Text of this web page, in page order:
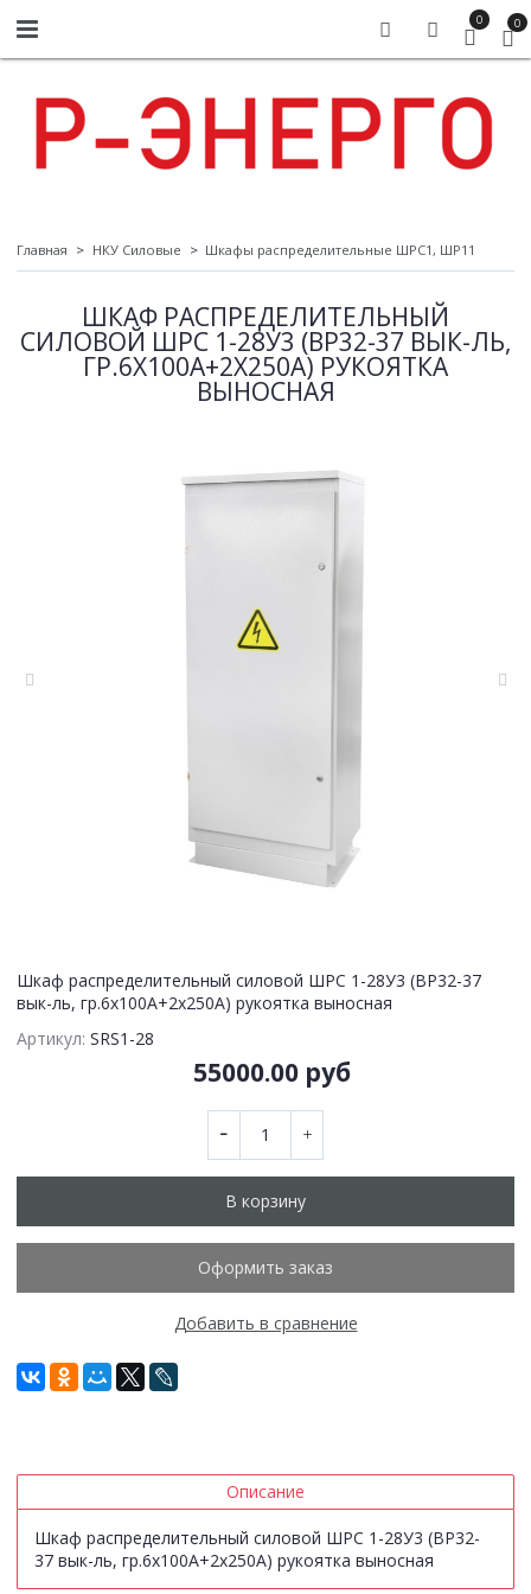
0 0
Главная НКУ Силовые Шкафы распределительные ШРС1, ШР11
ШКАФ РАСПРЕДЕЛИТЕЛЬНЫЙ
СИЛОВОЙ ШРС 1-28У3 (ВР32-37 ВЫК-ЛЬ,
ГР.6Х100А+2Х250А) РУКОЯТКА
ВЫНОСНАЯ
Шкаф распределительный силовой ШРС 1-28У3 (ВР32-37
вык-ль, гр.6х100А+2х250А) рукоятка выносная
Артикул: SRS1-28
55000.00 руб
В корзину
Оформить заказ
Добавить в сравнение
Описание
Шкаф распределительный силовой ШРС 1-28У3 (ВР32-
37 вык-ль, гр.6х100А+2х250А) рукоятка выносная